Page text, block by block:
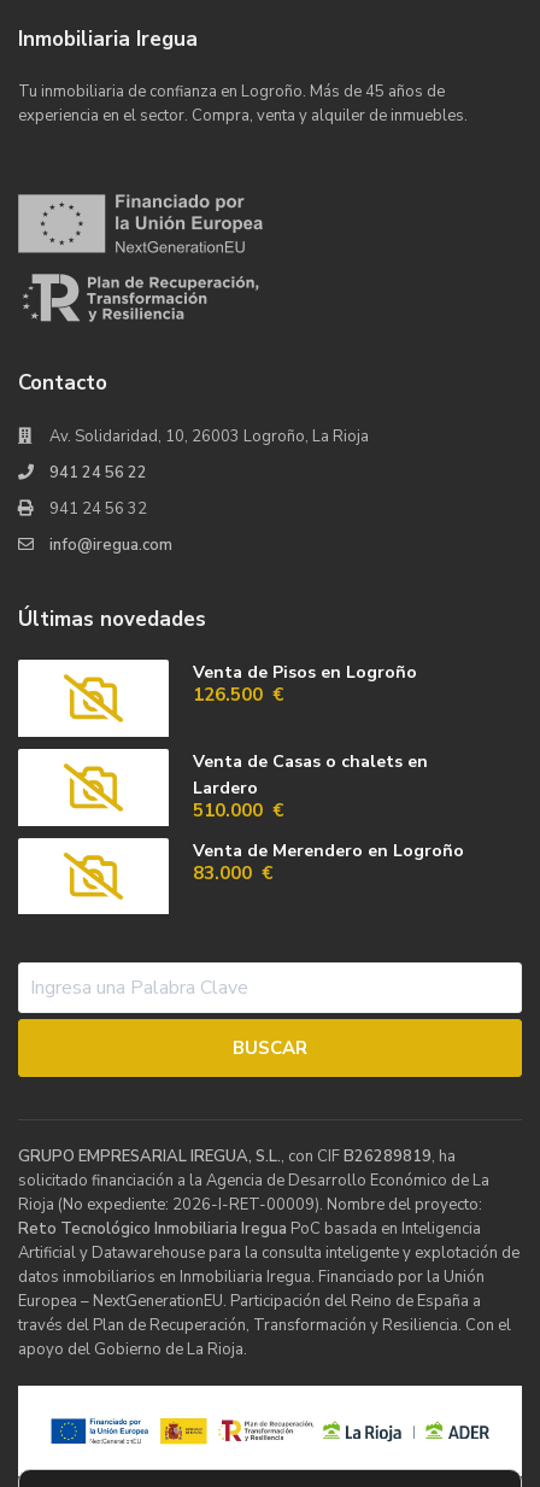
Inmobiliaria Iregua
Tu inmobiliaria de confianza en Logroño. Más de 45 años de
experiencia en el sector. Compra, venta y alquiler de inmuebles.
Contacto
Av. Solidaridad, 10, 26003 Logroño, La Rioja
941 24 56 22
941 24 56 32
info@iregua.com
Últimas novedades
Venta de Pisos en Logroño
126.500 €
Venta de Casas o chalets en
Lardero
510.000 €
Venta de Merendero en Logroño
83.000 €
GRUPO EMPRESARIAL IREGUA, S.L., con CIFB26289819, ha
solicitado financiación a la Agencia de Desarrollo Económico de La
Rioja (No expediente: 2026-I-RET-00009). Nombre del proyecto:
Reto Tecnológico Inmobiliaria Iregua PoC basada en Inteligencia
Artificial y Datawarehouse para la consulta inteligente y explotación de
datos inmobiliarios en Inmobiliaria Iregua. Financiado por la Unión
Europea – NextGenerationEU. Participación del Reino de España a
través del Plan de Recuperación, Transformación y Resiliencia. Con el
apoyo del Gobierno de La Rioja.